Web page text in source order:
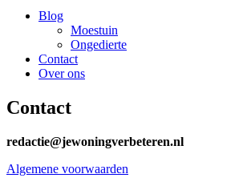
Blog
Moestuin
Ongedierte
Contact
Over ons
Contact
redactie@jewoningverbeteren.nl
Algemene voorwaarden